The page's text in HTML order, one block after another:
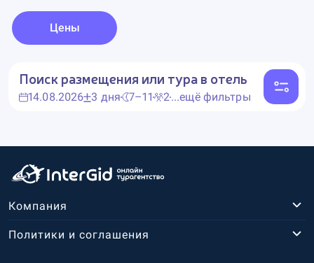
Цены
Поиск размещения или тура в отель
14.08.2026 3 дня 7–11 2...ещё фильтры
Компания
Политики и соглашения